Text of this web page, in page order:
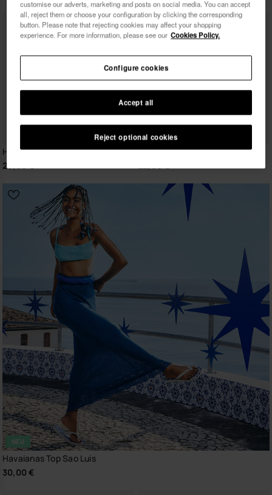
Havaianas Brasil
26,00 €
BESTSELLER
Havaianas Top
22,00 €
NEU
Havaianas Top Sao Luis
30,00 €
Ich möchte Werbemitteilungen auf jeglichem Wege
erhalten. Ich habe die Datenschutzerklärung gelesen
und akzeptiert.
Ich möchte 10% Rabatt
customise our adverts, marketing and posts on social media. You can accept
all, reject them or choose your configuration by clicking the corresponding
button. Please note that rejecting cookies may affect your shopping
experience. For more information, please see our Cookies Policy.
Reject optional cookies
Accept all
Configure cookies